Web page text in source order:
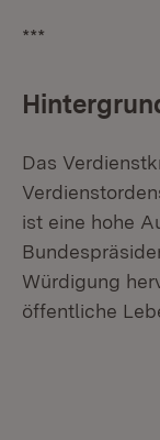
***
Das
ist eine hohe
Würdigung
öffentliche